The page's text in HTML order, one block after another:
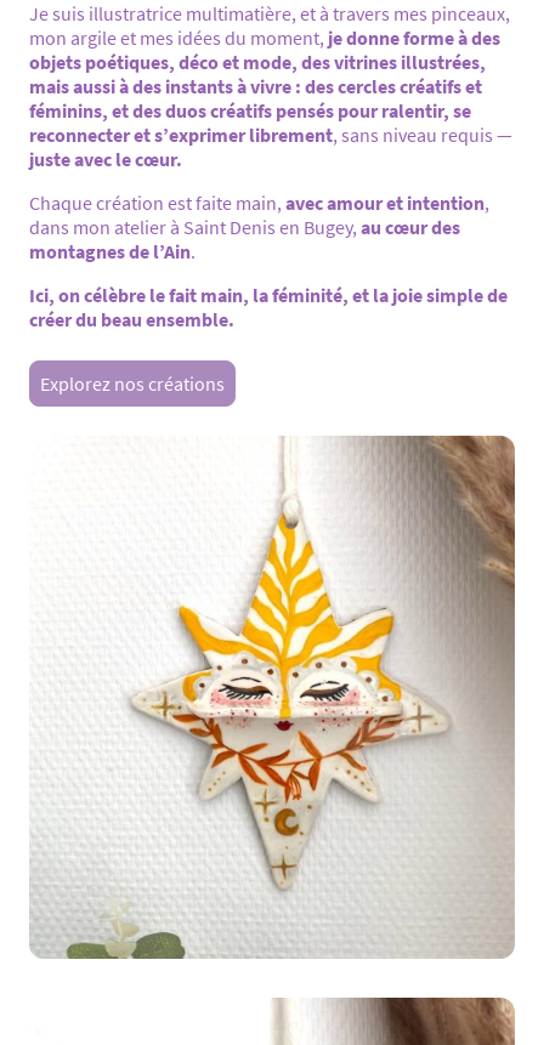
Je suis illustratrice multimatière, et à travers mes pinceaux,
mon argile et mes idées du moment, je donne forme à des
objets poétiques, déco et mode, des vitrines illustrées,
mais aussi à des instants à vivre : des cercles créatifs et
féminins, et des duos créatifs pensés pour ralentir, se
reconnecter et s’exprimer librement, sans niveau requis —
juste avec le cœur.
Chaque création est faite main, avec amour et intention,
dans mon atelier à Saint Denis en Bugey, au cœur des
montagnes de l’Ain.
Ici, on célèbre le fait main, la féminité, et la joie simple de
créer du beau ensemble.
Explorez nos créations